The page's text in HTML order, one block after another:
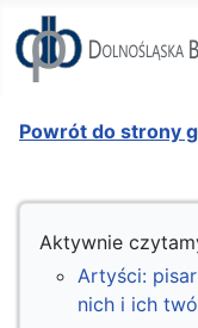
Powrót do strony
Aktywnie
Artyści:
nich i ich